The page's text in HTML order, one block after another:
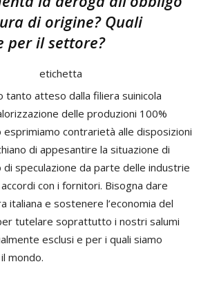
di origine? Quali
per il settore?
tanto atteso dalla filiera suinicola
delle produzioni 100%
contrarietà alle disposizioni
di appesantire la situazione di
speculazione da parte delle industrie
con i fornitori. Bisogna dare
italiana e sostenere l’economia del
tutelare soprattutto i nostri salumi
esclusi e per i quali siamo
mondo.